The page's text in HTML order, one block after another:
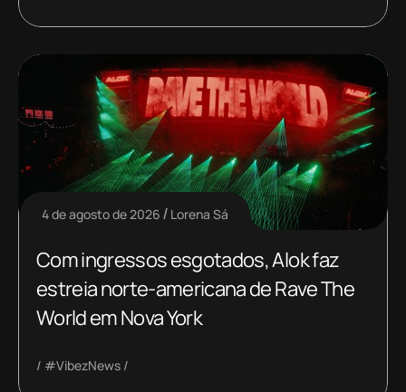
4 de agosto de 2026 Lorena Sá
Com ingressos esgotados, Alok faz
estreia norte-americana de Rave The
World em Nova York
#VibezNews